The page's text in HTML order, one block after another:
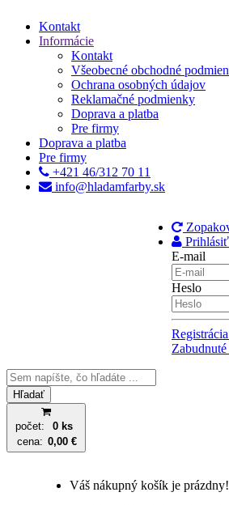
Kontakt
Informácie
Kontakt
Všeobecné obchodné
Ochrana osobných údajov
Reklamačné podmienky
Doprava a platba
Pre firmy
Doprava a platba
Pre firmy
+421 46/312 70 11
info@hladamfarby.sk
Prihlásiť
E-mail
Heslo
Hľadať
počet:
0 ks
cena: 0,00 €
Váš nákupný košík je prázdny!